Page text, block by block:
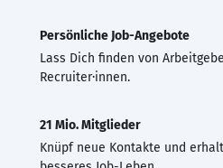
Persönliche Job-Angebote
Lass Dich finden von
Recruiter·innen.
21 Mio. Mitglieder
Knüpf neue Kontakte und